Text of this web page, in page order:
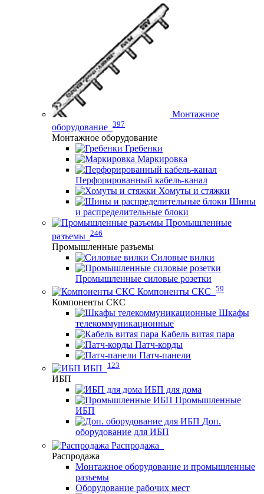
Монтажное
оборудование 397
Монтажное оборудование
Гребенки
Маркировка
Перфорированный кабель-канал
Хомуты и стяжки
Шины
и распределительные блоки
Промышленные
разъемы 246
Промышленные разъемы
Силовые вилки
Промышленные силовые розетки
Компоненты СКС 59
Компоненты СКС
Шкафы
телекоммуникационные
Кабель витая пара
Патч-корды
Патч-панели
ИБП
123
ИБП
ИБП для дома
Промышленные
ИБП
Доп.
оборудование для ИБП
Распродажа
Распродажа
Монтажное оборудование и промышленные
разъемы
Оборудование рабочих мест